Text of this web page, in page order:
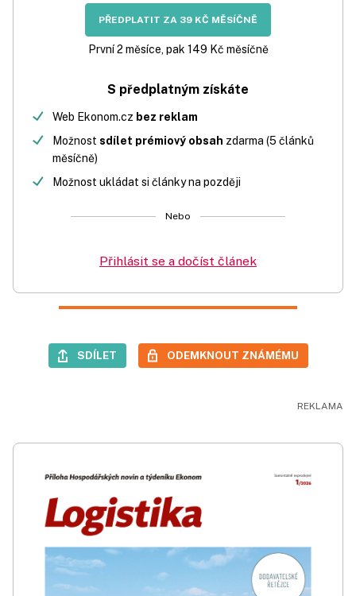
PŘEDPLATIT ZA 39 KČ MĚSÍČNĚ
První 2 měsíce, pak 149 Kč měsíčně
S předplatným získáte
Web Ekonom.cz bez reklam
Možnost sdílet prémiový obsah zdarma (5 článků
měsíčně)
Možnost ukládat si články na později
Nebo
Přihlásit se a dočíst článek
SDÍLET ODEMKNOUT ZNÁMÉMU